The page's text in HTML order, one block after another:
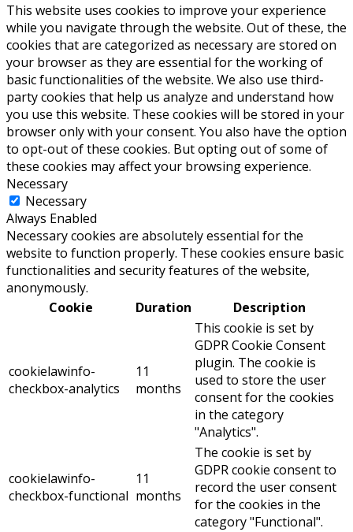
This website uses cookies to improve your experience
while you navigate through the website. Out of these, the
cookies that are categorized as necessary are stored on
your browser as they are essential for the working of
basic functionalities of the website. We also use third-
party cookies that help us analyze and understand how
you use this website. These cookies will be stored in your
browser only with your consent. You also have the option
to opt-out of these cookies. But opting out of some of
these cookies may affect your browsing experience.
Necessary
Necessary
Always Enabled
Necessary cookies are absolutely essential for the
website to function properly. These cookies ensure basic
functionalities and security features of the website,
anonymously.
Cookie
Duration Description
cookielawinfo-
checkbox-analytics
11
months
This cookie is set by
GDPR Cookie Consent
plugin. The cookie is
used to store the user
consent for the cookies
in the category
"Analytics".
cookielawinfo-
checkbox-functional
11
months
The cookie is set by
GDPR cookie consent to
record the user consent
for the cookies in the
category "Functional".